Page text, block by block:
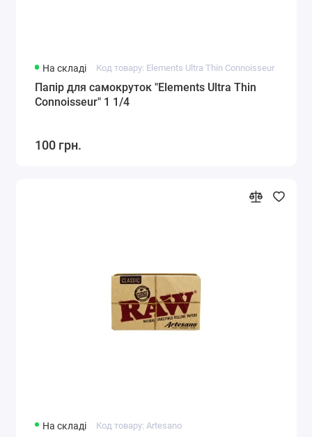
На складі Код товару: Elements Ultra Thin Connoisseur
Папір для самокруток "Elements Ultra Thin
Connoisseur" 1 1/4
100 грн.
На складі Код товару: Artesano